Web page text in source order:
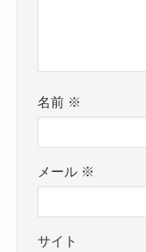
名前 ※
メール ※
サイト